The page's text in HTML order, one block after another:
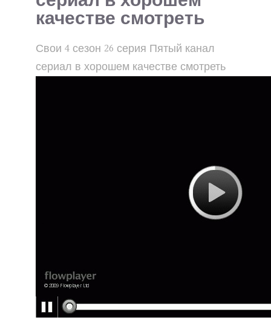
качестве смотреть
Свои 4 сезон 26 серия Пятый канал
сериал в хорошем качестве смотреть